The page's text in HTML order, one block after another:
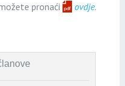
pronaći ovdje.